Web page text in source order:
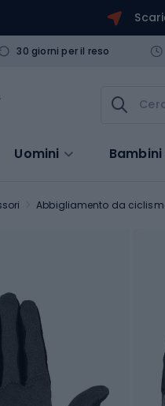
30 giorni per il reso
Uomini Bambini
Abbigliamento da